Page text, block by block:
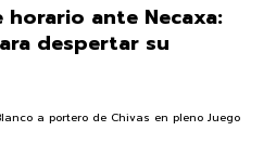
horario ante Necaxa:
despertar su